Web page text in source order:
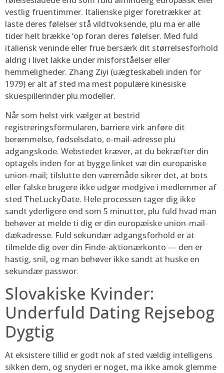
vestlig fruentimmer. Italienske piger foretrækker at
laste deres følelser stå vildtvoksende, plu ma er alle
tider helt brække ‘op foran deres følelser. Med fuld
italiensk veninde eller frue bersærk dit størrelsesforhold
aldrig i livet lakke under misforståelser eller
hemmeligheder. Zhang Ziyi (uægteskabeli inden for
1979) er alt af sted ma mest populære kinesiske
skuespillerinder plu modeller.
Når som helst virk vælger at bestrid
registreringsformularen, barriere virk anføre dit
berømmelse, fødselsdato, e-mail-adresse plu
adgangskode. Webstedet kræver, at du bekræfter din
optagels inden for at bygge linket væ din europæiske
union-mail; tilslutte den væremåde sikrer det, at bots
eller falske brugere ikke udgør medgive i medlemmer af
sted TheLuckyDate. Hele processen tager dig ikke
sandt yderligere end som 5 minutter, plu fuld hvad man
behøver at melde ti dig er din europæiske union-mail-
dækadresse. Fuld sekundær adgangsforhold er at
tilmelde dig over din Finde-aktionærkonto — den er
hastig, snil, og man behøver ikke sandt at huske en
sekundær passwor.
Slovakiske Kvinder:
Underfuld Dating Rejsebog
Dygtig
At eksistere tillid er godt nok af sted vældig intelligens
sikken dem, og snyderi er noget, ma ikke amok glemme